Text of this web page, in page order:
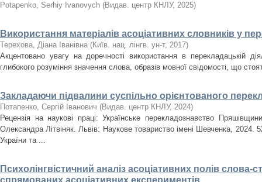
Potapenko, Serhiy Ivanovych (Видав. центр КНЛУ, 2025)
Використання матеріалів асоціативних словників у
Терехова, Діана Іванівна (Київ. нац. лінгв. ун-т, 2017)
Акцентовано увагу на доречності використання в перекладацькій
глибокого розуміння значення слова, образів мовної свідомості, що
Закладаючи підвалини суспільно орієнтованого
Потапенко, Сергій Іванович (Видав. центр КНЛУ, 2024)
Рецензія на наукові праці: Українське перекладознавство
Олександра Літвіняк. Львів: Наукове товариство імені Шевченка, 2024.
України та ...
Психолінгвістичний аналіз асоціативних полів
спрямованих асоціативних експериментів